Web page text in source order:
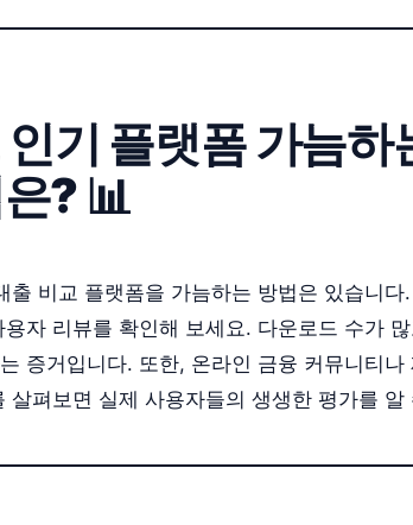
기 플랫폼 가늠하
? 📊
출 비교 플랫폼을 가늠하는 방법은 있습니다
자 리뷰를 확인해 보세요. 다운로드 수가
증거입니다. 또한, 온라인 금융 커뮤니티나
살펴보면 실제 사용자들의 생생한 평가를 알